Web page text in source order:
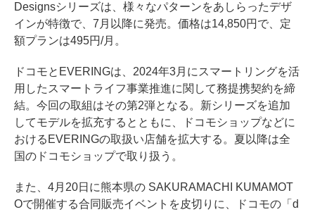
Designsシリーズは、様々なパターンをあしらったデザ
インが特徴で、7月以降に発売。価格は14,850円で、定
額プランは495円/月。
ドコモとEVERINGは、2024年3月にスマートリングを活
用したスマートライフ事業推進に関して務提携契約を締
結。今回の取組はその第2弾となる。新シリーズを追加
してモデルを拡充するとともに、ドコモショップなどに
おけるEVERINGの取扱い店舗を拡大する。夏以降は全
国のドコモショップで取り扱う。
また、4月20日に熊本県の SAKURAMACHI KUMAMOT
Oで開催する合同販売イベントを皮切りに、ドコモの「d